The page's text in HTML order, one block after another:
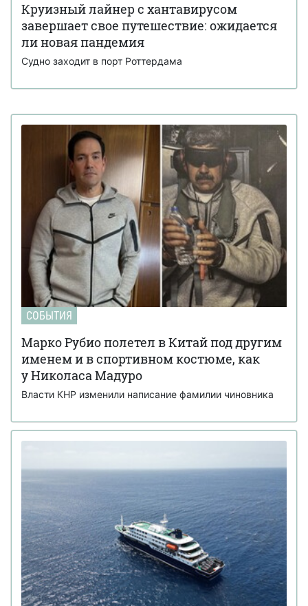
Круизный лайнер с хантавирусом
завершает свое путешествие: ожидается
ли новая пандемия
Судно заходит в порт Роттердама
СОБЫТИЯ
Марко Рубио полетел в Китай под другим
именем и в спортивном костюме, как
у Николаса Мадуро
Власти КНР изменили написание фамилии чиновника